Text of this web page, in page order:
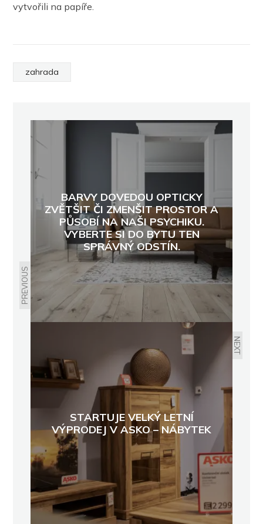
vytvořili na papíře.
zahrada
PREVIOUS
BARVY DOVEDOU OPTICKY
ZVĚTŠIT ČI ZMENŠIT PROSTOR A
PŮSOBÍ NA NAŠI PSYCHIKU.
VYBERTE SI DO BYTU TEN
SPRÁVNÝ ODSTÍN.
NEXT
STARTUJE VELKÝ LETNÍ
VÝPRODEJ V ASKO – NÁBYTEK